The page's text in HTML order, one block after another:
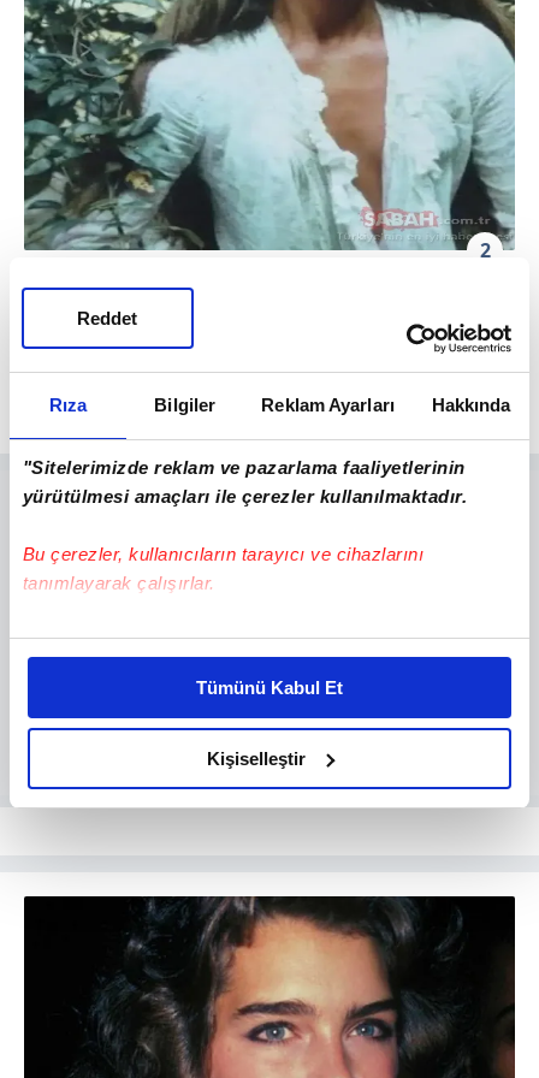
Rıza Bilgiler Reklam Ayarları Hakkında
"Sitelerimizde reklam ve pazarlama faaliyetlerinin
yürütülmesi amaçları ile çerezler kullanılmaktadır.
Bu çerezler, kullanıcıların tarayıcı ve cihazlarını
tanımlayarak çalışırlar.
Bu çerezlere izin vermeniz halinde sizlere özel
daha iyi reklam deneyimi yaşatabiliriz. Bunu yaparken
amacımızın size daha iyi bir reklam deneyimi sunmak
olduğunu ve sizlere en iyi içerikleri sunabilmek adına
elimizden gelen çabayı gösterdiğimizi ve bu noktada,
reklamların maliyetlerimizi karşılamak noktasında tek gelir
Her halükârda, kullanıcılar, bu çerezlere izin vermedikleri
takdirde, kullanıcılara hedefli reklamlar
gösterilmeyecektir."
Sizlere daha iyi bir hizmet sunabilmek için İnternet
Sitemizde kendimize ve üçüncü kişilere ait çerezler
kullanılmaktadır. Bu çerezler vasıtasıyla çeşitli kişisel
Tümünü Kabul Et
Kişiselleştir
Reddet
2
Güzelliği nedeniyle çocuk yaşlarda travmatik
süreçlerden geçen Brooke Shields, genç bir
kız olduğunda ekranların en güzel kadın
oyuncusu kabul edilmişti.